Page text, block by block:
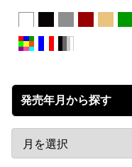
発売年月から探す